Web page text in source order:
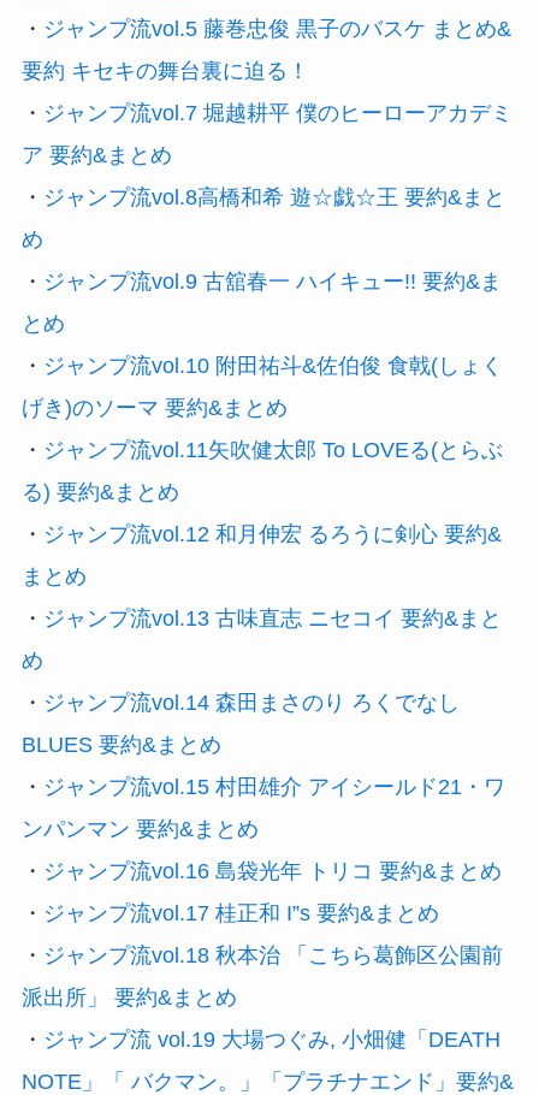
・ ジャンプ流vol.5 藤巻忠俊 黒子のバスケ まとめ&
要約 キセキの舞台裏に迫る！
・ ジャンプ流vol.7 堀越耕平 僕のヒーローアカデミ
ア 要約&まとめ
・ ジャンプ流vol.8高橋和希 遊☆戯☆王 要約&まと
め
・ ジャンプ流vol.9 古舘春一 ハイキュー!! 要約&ま
とめ
・ ジャンプ流vol.10 附田祐斗&佐伯俊 食戟(しょく
げき)のソーマ 要約&まとめ
・ ジャンプ流vol.11矢吹健太郎 To LOVEる(とらぶ
る) 要約&まとめ
・ ジャンプ流vol.12 和月伸宏 るろうに剣心 要約&
まとめ
・ ジャンプ流vol.13 古味直志 ニセコイ 要約&まと
め
・ ジャンプ流vol.14 森田まさのり ろくでなし
BLUES 要約&まとめ
・ ジャンプ流vol.15 村田雄介 アイシールド21・ワ
ンパンマン 要約&まとめ
・ ジャンプ流vol.16 島袋光年 トリコ 要約&まとめ
・ ジャンプ流vol.17 桂正和 I”s 要約&まとめ
・ ジャンプ流vol.18 秋本治 「こちら葛飾区公園前
派出所」 要約&まとめ
・ ジャンプ流 vol.19 大場つぐみ, 小畑健「DEATH
NOTE」「 バクマン。」「プラチナエンド」要約&